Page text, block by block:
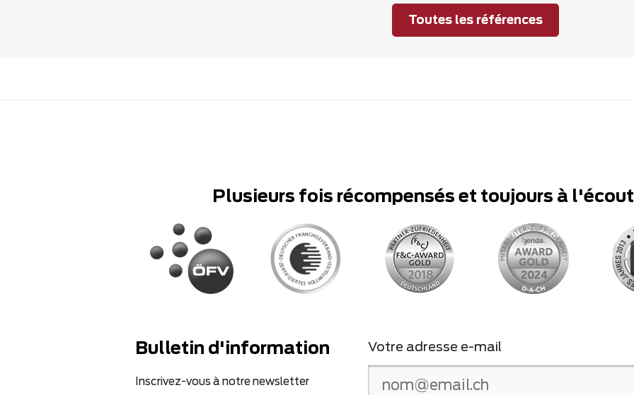
Toutes les références
Plusieurs fois récompensés et toujours à
Bulletin d'information
Inscrivez-vous à notre newsletter
Votre adresse e-mail